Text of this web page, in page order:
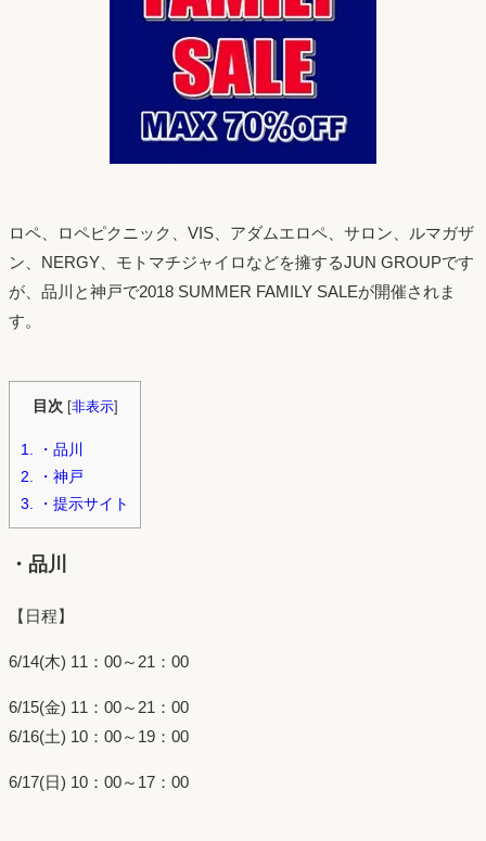
ロペ、ロペピクニック、VIS、アダムエロペ、サロン、ルマガザ
ン、NERGY、モトマチジャイロなどを擁するJUN GROUPです
が、品川と神戸で2018 SUMMER FAMILY SALEが開催されま
す。
目次 [非表示]
1.
・品川
2.
・神戸
3.
・提示サイト
・品川
【日程】
6/14(木) 11：00～21：00
6/15(金) 11：00～21：00
6/16(土) 10：00～19：00
6/17(日) 10：00～17：00